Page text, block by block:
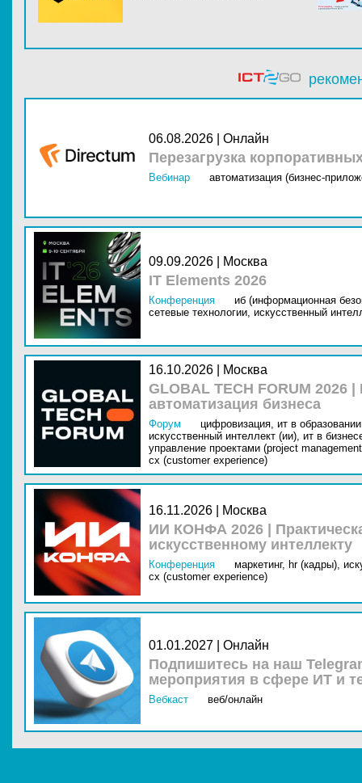
06.08.2026 | Онлайн
Перезагрузка
Вебинар автоматизация (бизнес-
09.09.2026 | Москва
IT Elements 2026
Конференция
иб (информационная
сетевые технологии, искусственный
16.10.2026 | Москва
GLOBAL TECH FORUM
автоматизация бизнеса
Форум цифровизация, ит в
искусственный интеллект (ии), ит в
управление проектами (project
cx (customer experience)
16.11.2026 | Москва
ИИ КОНФА 2026 |
искусственному интеллекту
Конференция маркетинг, hr (кадры),
cx (customer experience)
01.01.2027 | Онлайн
Подпишитесь на наш
мероприятия в сфере ИТ и
Вебкаст веб/онлайн